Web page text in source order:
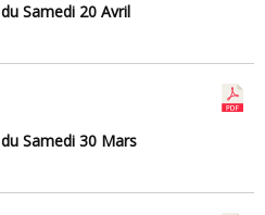
Samedi 20 Avril
Samedi 30 Mars